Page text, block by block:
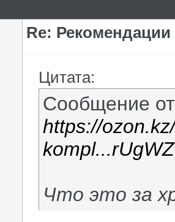
Re:
Цитата:
Сообщение
https://
Что это за